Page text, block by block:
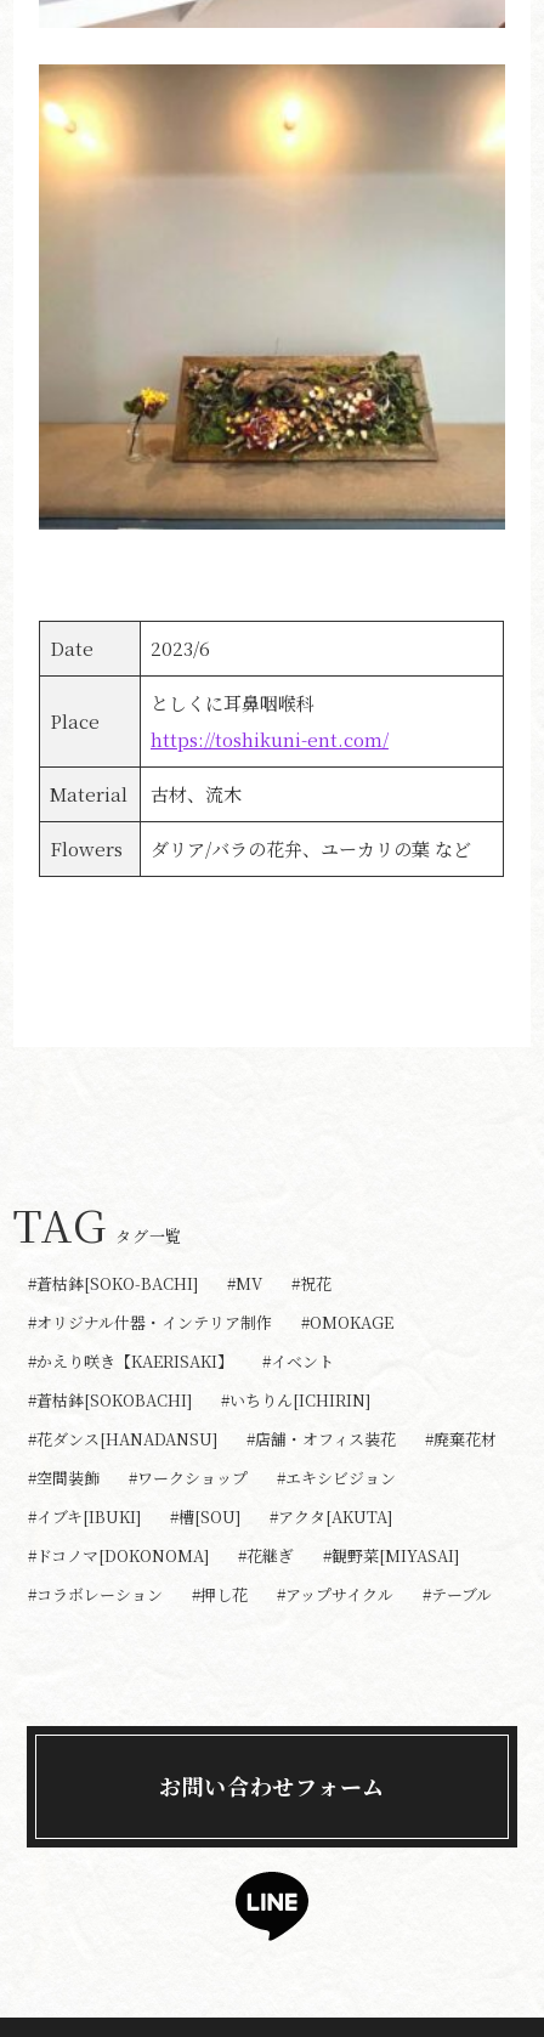
Date 2023/6
Place
としくに耳鼻咽喉科
https://toshikuni-ent.com/
Material 古材、流木
Flowers ダリア/バラの花弁、ユーカリの葉 など
TAG タグ一覧
#蒼枯鉢[SOKO-BACHI] #MV
#祝花
#オリジナル什器・インテリア制作
#OMOKAGE
#かえり咲き【KAERISAKI】
#イベント
#蒼枯鉢[SOKOBACHI]
#いちりん[ICHIRIN]
#花ダンス[HANADANSU]
#店舗・オフィス装花
#廃棄花材
#空間装飾
#ワークショップ
#エキシビジョン
#イブキ[IBUKI]
#槽[SOU]
#アクタ[AKUTA]
#ドコノマ[DOKONOMA]
#花継ぎ
#観野菜[MIYASAI]
#コラボレーション
#押し花 #アップサイクル #テーブル
お問い合わせフォーム